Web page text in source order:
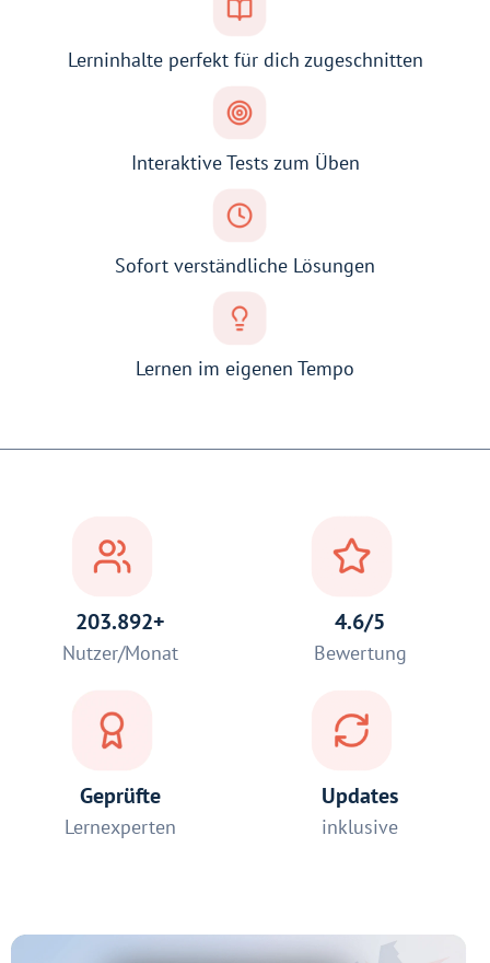
Lerninhalte perfekt für dich zugeschnitten
Interaktive Tests zum Üben
Sofort verständliche Lösungen
Lernen im eigenen Tempo
203.892+
Nutzer/Monat
4.6/5
Bewertung
Geprüfte
Lernexperten
Updates
inklusive